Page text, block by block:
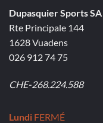
Dupasquier Sports SA
Rte Principale 144
1628 Vuadens
026 912 74 75
CHE-268.224.588
Lundi FERMÉ